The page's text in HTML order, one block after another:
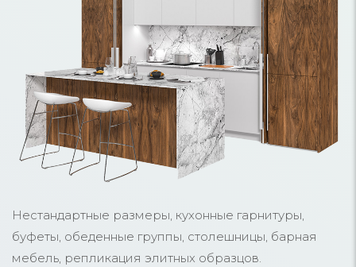
Нестандартные размеры, кухонные гарнитуры,
буфеты, обеденные группы, столешницы, барная
мебель, репликация элитных образцов.